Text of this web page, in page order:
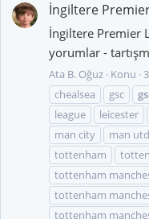
İngiltere Premier
İngiltere Premier
yorumlar -
Ata B. Oğuz Konu
chealsea
gsc
league
leicester
man city
man utd
tottenham
tottenham
tottenham
tottenham